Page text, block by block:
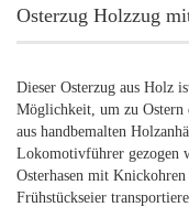
Osterzug Holzzug
Dieser Osterzug aus Holz
Möglichkeit, um zu Ostern
aus handbemalten
Lokomotivführer gezogen
Osterhasen mit
Frühstückseier